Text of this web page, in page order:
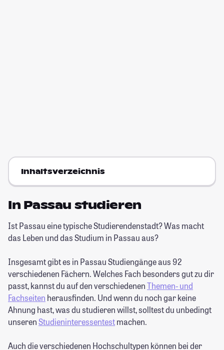
Inhaltsverzeichnis
In Passau studieren
Ist Passau eine typische Studierendenstadt? Was macht
das Leben und das Studium in Passau aus?
Insgesamt gibt es in Passau Studiengänge aus 92
verschiedenen Fächern. Welches Fach besonders gut zu dir
passt, kannst du auf den verschiedenenThemen- und
Fachseiten herausfinden. Und wenn du noch gar keine
Ahnung hast, was du studieren willst, solltest du unbedingt
unserenStudieninteressentestmachen.
Auch die verschiedenen Hochschultypen können bei der